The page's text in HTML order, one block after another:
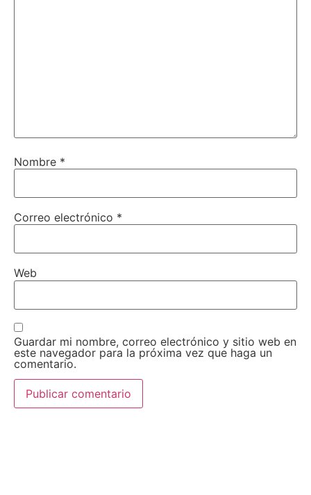
Nombre *
Correo electrónico *
Web
Guardar mi nombre, correo electrónico y sitio web en
este navegador para la próxima vez que haga un
comentario.